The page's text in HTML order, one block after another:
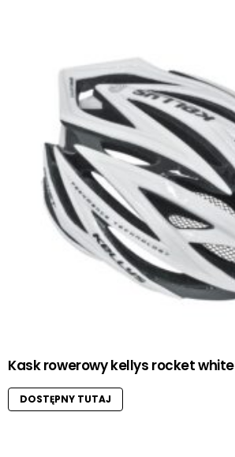
Kask rowerowy kellys rocket white
DOSTĘPNY TUTAJ